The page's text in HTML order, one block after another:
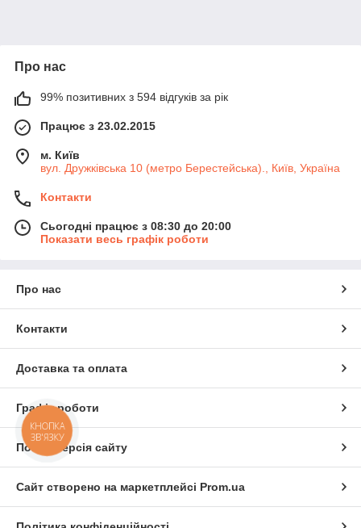
Про нас
99% позитивних з 594 відгуків за рік
Працює з 23.02.2015
м. Київ
вул. Дружківська 10 (метро Берестейська)., Київ, Україна
Контакти
Сьогодні працює з 08:30 до 20:00
Показати весь графік роботи
Про нас
Контакти
Доставка та оплата
Графік роботи
Повна версія сайту
Сайт створено на маркетплейсі Prom.ua
КНОПКА
ЗВ'ЯЗКУ